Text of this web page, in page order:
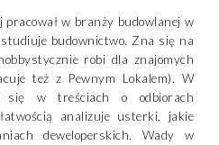
pracował w branży budowlanej w
budownictwo. Zna się na
robi dla znajomych
też z Pewnym Lokalem). W
się w treściach o odbiorach
analizuje usterki, jakie
deweloperskich. Wady w